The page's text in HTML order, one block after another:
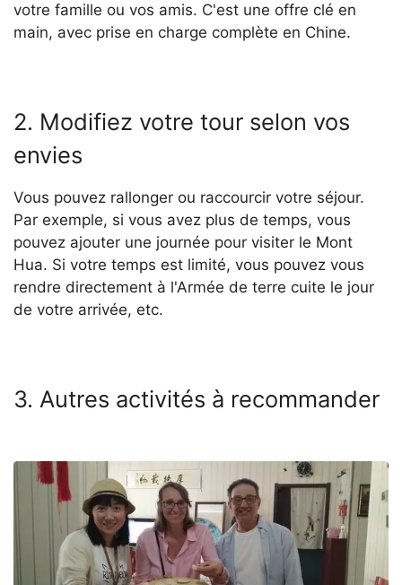
votre famille ou vos amis. C'est une offre clé en
main, avec prise en charge complète en Chine.
2. Modifiez votre tour selon vos
envies
Vous pouvez rallonger ou raccourcir votre séjour.
Par exemple, si vous avez plus de temps, vous
pouvez ajouter une journée pour visiter le Mont
Hua. Si votre temps est limité, vous pouvez vous
rendre directement à l'Armée de terre cuite le jour
de votre arrivée, etc.
3. Autres activités à recommander